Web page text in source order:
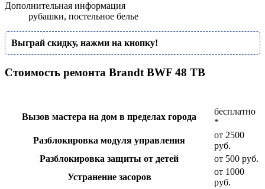
Дополнительная информация
рубашки, постельное белье
Выграй скидку, нажми на кнопку!
Стоимость ремонта Brandt BWF 48 TB
Вызов мастера на дом в пределах города
бесплатно
*
Разблокировка модуля управления
от 2500
руб.
Разблокировка защиты от детей
от 500 руб.
Устранение засоров
от 1000
руб.